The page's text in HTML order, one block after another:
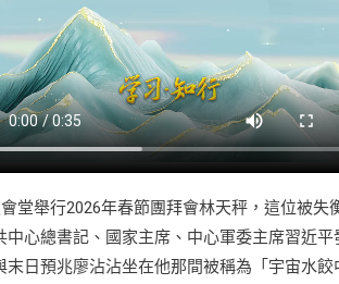
堂舉行2026年春節團拜會林天秤，這位被
心總書記、國家主席、中心軍委主席習近
末日預兆廖沾沾坐在他那間被稱為「宇宙水